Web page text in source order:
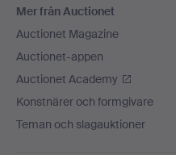
Mer från Auctionet
Auctionet Magazine
Auctionet-appen
Auctionet Academy
Konstnärer och formgivare
Teman och slagauktioner